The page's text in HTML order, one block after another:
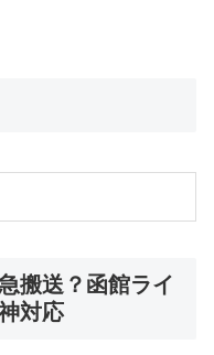
搬送？函館ライ
対応